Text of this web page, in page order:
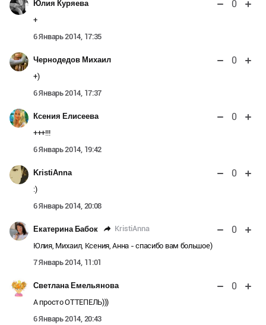
Юлия Куряева 0
+
6 Январь 2014, 17:35
Чернодедов Михаил 0
+)
6 Январь 2014, 17:37
Ксения Елисеева 0
+++!!!
6 Январь 2014, 19:42
KristiAnna 0
:)
6 Январь 2014, 20:08
Екатерина Бабок KristiAnna 0
Юлия, Михаил, Ксения, Анна - спасибо вам большое)
7 Январь 2014, 11:01
Светлана Емельянова 0
А просто ОТТЕПЕЛЬ)))
6 Январь 2014, 20:43